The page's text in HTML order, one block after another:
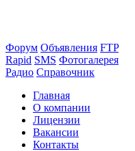
Форум Объявления FTP
Rapid SMS Фотогалерея
Радио Справочник
Главная
О компании
Лицензии
Вакансии
Контакты